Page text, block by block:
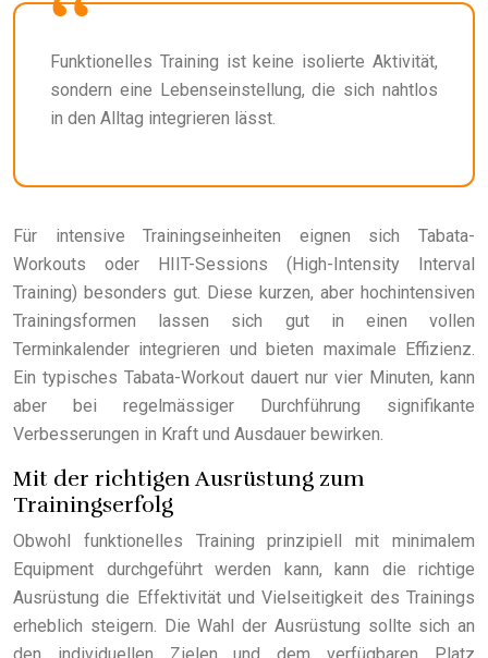
Funktionelles Training ist keine isolierte Aktivität,
sondern eine Lebenseinstellung, die sich nahtlos
in den Alltag integrieren lässt.
Für intensive Trainingseinheiten eignen sich Tabata-
Workouts oder HIIT-Sessions (High-Intensity Interval
Training) besonders gut. Diese kurzen, aber hochintensiven
Trainingsformen lassen sich gut in einen vollen
Terminkalender integrieren und bieten maximale Effizienz.
Ein typisches Tabata-Workout dauert nur vier Minuten, kann
aber bei regelmässiger Durchführung signifikante
Verbesserungen in Kraft und Ausdauer bewirken.
Mit der richtigen Ausrüstung zum
Trainingserfolg
Obwohl funktionelles Training prinzipiell mit minimalem
Equipment durchgeführt werden kann, kann die richtige
Ausrüstung die Effektivität und Vielseitigkeit des Trainings
erheblich steigern. Die Wahl der Ausrüstung sollte sich an